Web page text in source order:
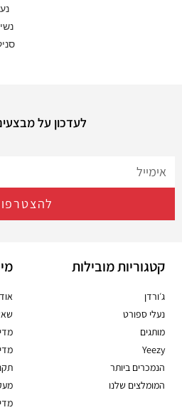
לעדכון על
קטגוריות מובילות
ג׳ורדן
נעלי ספורט
מותגים
Yeezy
הנמכרים ביותר
המומלצים שלנו